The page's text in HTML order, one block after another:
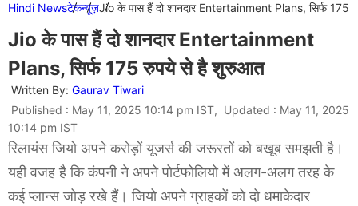
Hindi Newsटेकन्यूज़Jio के पास हैं दो शानदार Entertainment Plans, सिर्फ
Jio के पास हैं दो शानदार Entertainment
Plans, सिर्फ 175 रुपये से है शुरुआत
Written By: Gaurav Tiwari
Published : May 11, 2025 10:14 pm IST, Updated : May 11, 2025
10:14 pm IST
रिलायंस जियो अपने करोड़ों यूजर्स की जरूरतों को बखूब समझती है।
यही वजह है कि कंपनी ने अपने पोर्टफोलियो में अलग-अलग तरह के
कई प्लान्स जोड़ रखे हैं। जियो अपने ग्राहकों को दो धमाकेदार